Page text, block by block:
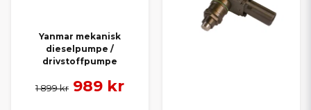
Yanmar mekanisk
dieselpumpe /
drivstoffpumpe
1 899 kr 989 kr